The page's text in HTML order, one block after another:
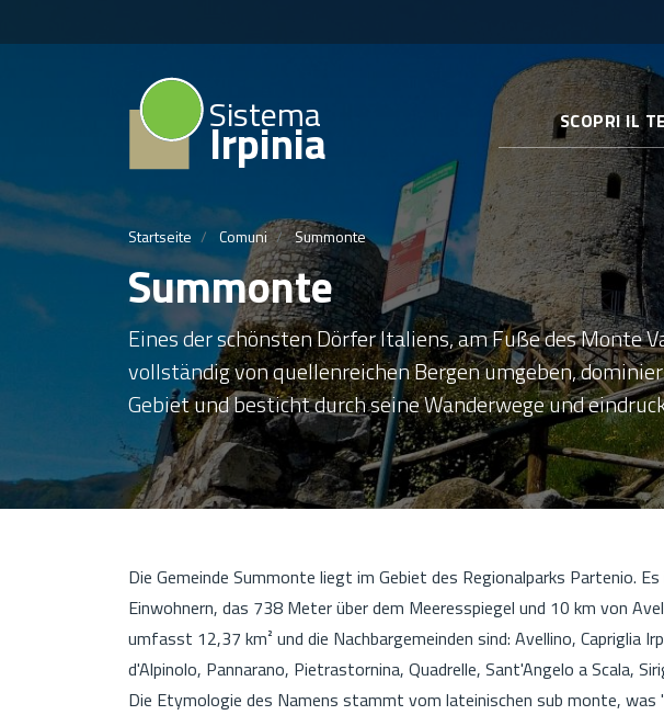
Sistema
Irpinia SCOPRI IL
Startseite Comuni Summonte
Summonte
Eines der schönsten Dörfer Italiens, am Fuße des Monte
vollständig von quellenreichen Bergen umgeben,
Gebiet und besticht durch seine Wanderwege und
Die Gemeinde Summonte liegt im Gebiet des Regionalparks Partenio.
Einwohnern, das 738 Meter über dem Meeresspiegel und 10 km von
umfasst 12,37 km² und die Nachbargemeinden sind: Avellino, Capriglia
d'Alpinolo, Pannarano, Pietrastornina, Quadrelle, Sant'Angelo a Scala,
Die Etymologie des Namens stammt vom lateinischen sub monte,